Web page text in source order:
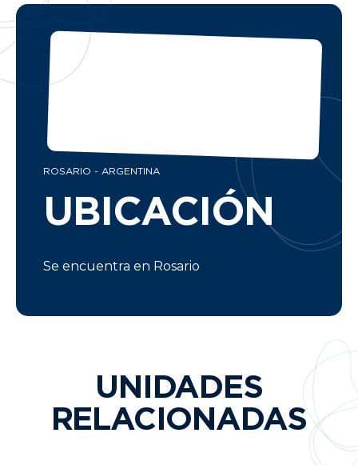
ROSARIO - ARGENTINA
UBICACIÓN
Se encuentra en Rosario
UNIDADES
RELACIONADAS